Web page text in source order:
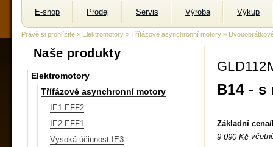
E-shop Prodej Servis Výroba Výkup
Právě si prohlížíte » Elektromotory » Třífázové asynchronní motory »
Naše produkty
Elektromotory
Třífázové asynchronní motory
IE1 EFF2
IE2 EFF1
Vysoká účinnost IE3
B14 -
Základní
9 090 Kč